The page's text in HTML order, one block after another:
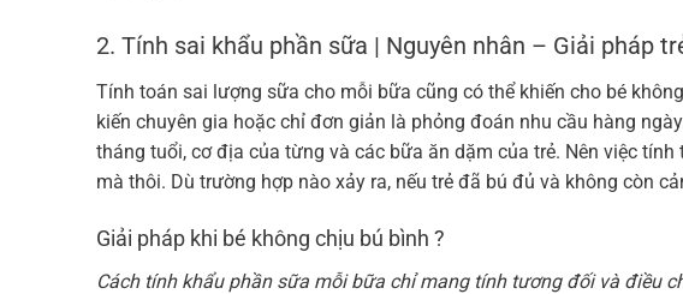
2. Tính sai khẩu phần sữa | Nguyên nhân – Giải pháp
Tính toán sai lượng sữa cho mỗi bữa cũng có thể khiến cho bé
kiến ​​chuyên gia hoặc chỉ đơn giản là phỏng đoán nhu cầu hàng
tháng tuổi, cơ địa của từng và các bữa ăn dặm của trẻ. Nên việc
mà thôi. Dù trường hợp nào xảy ra, nếu trẻ đã bú đủ và không còn
Giải pháp khi bé không chịu bú bình ?
Cách tính khẩu phần sữa mỗi bữa chỉ mang tính tương đối và điều